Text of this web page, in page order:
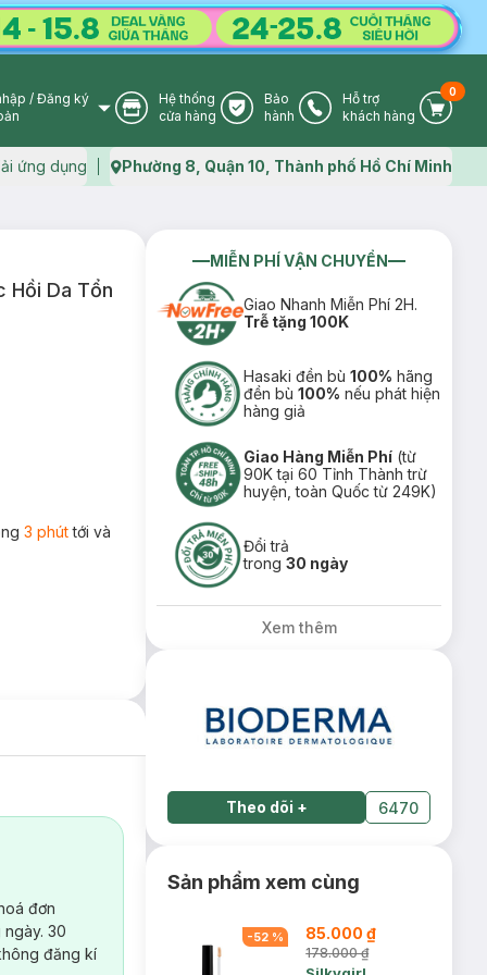
User Icon
/ Đăng ký
Store Icon
Hệ thống
cửa hàng
Warranty Icon
Bảo
hành
Phone Icon
Hỗ trợ
khách hàng
Cart
0
ứng dụng Map icon
Phường 8, Quận 10, Thành phố Hồ Chí Minh
Hồi Da Tổn
3 phúttới và
đơn
30
đăng kí
MIỄN PHÍ VẬN CHUYỂN
Giao Nhanh Miễn Phí 2H.
Trễ tặng 100K
Hasaki đền bù100% hãng
đền bù100% nếu phát hiện
hàng giả
Giao Hàng Miễn Phí (từ
90K tại 60 Tỉnh Thành trừ
huyện, toàn Quốc từ 249K)
Đổi trả
trong30 ngày
Xem thêm
Theo dõi + 6470
Sản phẩm xem cùng
-52 % 85.000 ₫
178.000 ₫